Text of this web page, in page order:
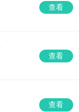
查看
查看
查看